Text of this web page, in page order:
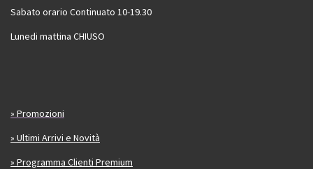
Sabato orario Continuato 10-19.30
Lunedi mattina CHIUSO
» Promozioni
» Ultimi Arrivi e Novità
» Programma Clienti Premium